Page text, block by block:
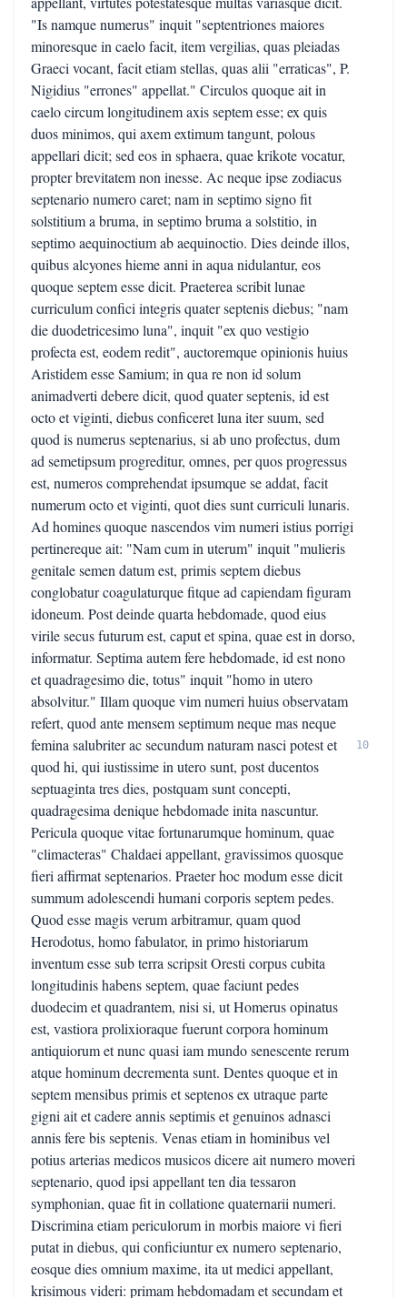
"Is namque numerus" inquit "septentriones maiores
minoresque in caelo facit, item vergilias, quas pleiadas
Graeci vocant, facit etiam stellas, quas alii "erraticas", P.
Nigidius "errones" appellat." Circulos quoque ait in
caelo circum longitudinem axis septem esse; ex quis
duos minimos, qui axem extimum tangunt, polous
appellari dicit; sed eos in sphaera, quae krikote vocatur,
propter brevitatem non inesse. Ac neque ipse zodiacus
septenario numero caret; nam in septimo signo fit
solstitium a bruma, in septimo bruma a solstitio, in
septimo aequinoctium ab aequinoctio. Dies deinde illos,
quibus alcyones hieme anni in aqua nidulantur, eos
quoque septem esse dicit. Praeterea scribit lunae
curriculum confici integris quater septenis diebus; "nam
die duodetricesimo luna", inquit "ex quo vestigio
profecta est, eodem redit", auctoremque opinionis huius
Aristidem esse Samium; in qua re non id solum
animadverti debere dicit, quod quater septenis, id est
octo et viginti, diebus conficeret luna iter suum, sed
quod is numerus septenarius, si ab uno profectus, dum
ad semetipsum progreditur, omnes, per quos progressus
est, numeros comprehendat ipsumque se addat, facit
numerum octo et viginti, quot dies sunt curriculi lunaris.
Ad homines quoque nascendos vim numeri istius porrigi
pertinereque ait: "Nam cum in uterum" inquit "mulieris
genitale semen datum est, primis septem diebus
conglobatur coagulaturque fitque ad capiendam figuram
idoneum. Post deinde quarta hebdomade, quod eius
virile secus futurum est, caput et spina, quae est in dorso,
informatur. Septima autem fere hebdomade, id est nono
et quadragesimo die, totus" inquit "homo in utero
absolvitur." Illam quoque vim numeri huius observatam
refert, quod ante mensem septimum neque mas neque
femina salubriter ac secundum naturam nasci potest et
quod hi, qui iustissime in utero sunt, post ducentos
septuaginta tres dies, postquam sunt concepti,
quadragesima denique hebdomade inita nascuntur.
Pericula quoque vitae fortunarumque hominum, quae
"climacteras" Chaldaei appellant, gravissimos quosque
fieri affirmat septenarios. Praeter hoc modum esse dicit
summum adolescendi humani corporis septem pedes.
Quod esse magis verum arbitramur, quam quod
Herodotus, homo fabulator, in primo historiarum
inventum esse sub terra scripsit Oresti corpus cubita
longitudinis habens septem, quae faciunt pedes
duodecim et quadrantem, nisi si, ut Homerus opinatus
est, vastiora prolixioraque fuerunt corpora hominum
antiquiorum et nunc quasi iam mundo senescente rerum
atque hominum decrementa sunt. Dentes quoque et in
septem mensibus primis et septenos ex utraque parte
gigni ait et cadere annis septimis et genuinos adnasci
annis fere bis septenis. Venas etiam in hominibus vel
potius arterias medicos musicos dicere ait numero moveri
septenario, quod ipsi appellant ten dia tessaron
symphonian, quae fit in collatione quaternarii numeri.
Discrimina etiam periculorum in morbis maiore vi fieri
putat in diebus, qui conficiuntur ex numero septenario,
eosque dies omnium maxime, ita ut medici appellant,
krisimous videri: primam hebdomadam et secundam et
10